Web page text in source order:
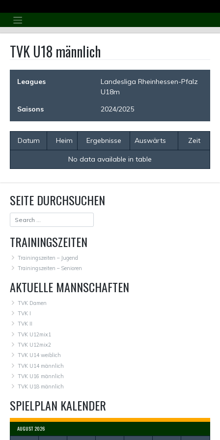
to
content
TVK U18 männlich
Leagues
Landesliga Rheinhessen-Pfalz
U18m
Saisons
2024/2025
Datum Heim Ergebnisse Auswärts Zeit
No data available in table
SEITE DURCHSUCHEN
TRAININGSZEITEN
Trainingszeiten – Jugend
Trainingszeiten – Senioren
AKTUELLE MANNSCHAFTEN
TVK Damen
TVK I
TVK II
TVK U12mix1
TVK U12mix2
TVK U14 weiblich
TVK U14 männlich
TVK U16 männlich
TVK U18 männlich
SPIELPLAN KALENDER
AUGUST 2026